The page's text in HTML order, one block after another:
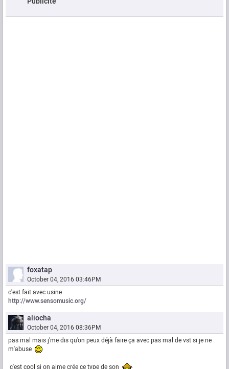
foxatap
October 04, 2016 03:46PM
c'est fait avec usine
http://www.sensomusic.org/
aliocha
October 04, 2016 08:36PM
pas mal mais j'me dis qu'on peux déjà faire ça avec pas mal de vst si je ne
m'abuse